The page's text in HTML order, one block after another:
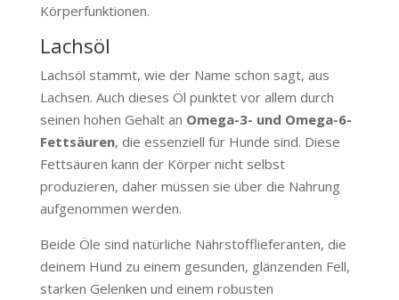
Körperfunktionen.
Lachsöl
Lachsöl stammt, wie der Name schon sagt, aus
Lachsen. Auch dieses Öl punktet vor allem durch
seinen hohen Gehalt an Omega-3- und Omega-6-
Fettsäuren, die essenziell für Hunde sind. Diese
Fettsäuren kann der Körper nicht selbst
produzieren, daher müssen sie über die Nahrung
aufgenommen werden.
Beide Öle sind natürliche Nährstofflieferanten, die
deinem Hund zu einem gesunden, glänzenden Fell,
starken Gelenken und einem robusten